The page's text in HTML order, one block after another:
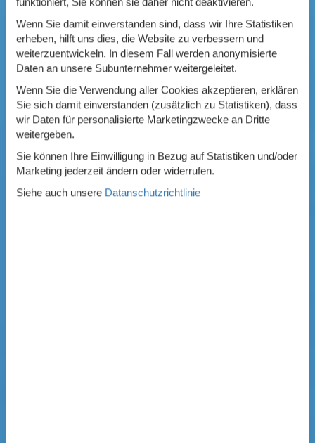
Wenn Sie damit einverstanden sind, dass wir Ihre Statistiken
erheben, hilft uns dies, die Website zu verbessern und
weiterzuentwickeln. In diesem Fall werden anonymisierte
Daten an unsere Subunternehmer weitergeleitet.
Wenn Sie die Verwendung aller Cookies akzeptieren, erklären
Sie sich damit einverstanden (zusätzlich zu Statistiken), dass
wir Daten für personalisierte Marketingzwecke an Dritte
weitergeben.
Sie können Ihre Einwilligung in Bezug auf Statistiken und/oder
Marketing jederzeit ändern oder widerrufen.
Siehe auch unsere Datanschutzrichtlinie